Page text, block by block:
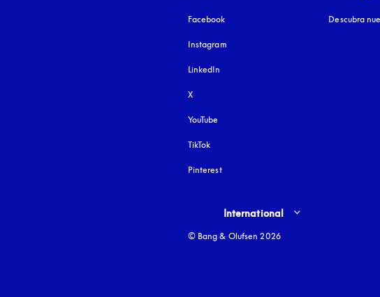
Facebook
Instagram
LinkedIn
X
YouTube
TikTok
Pinterest
Descubra
Select country and language
International
© Bang & Olufsen 2026